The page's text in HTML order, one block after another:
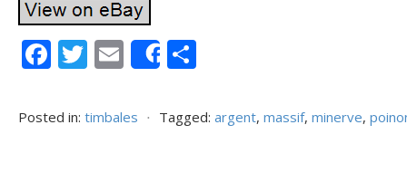
F
e
T
itt
E
ai
Share
ta
Posted in: timbales ⋅ Tagged: argent, massif, minerve,